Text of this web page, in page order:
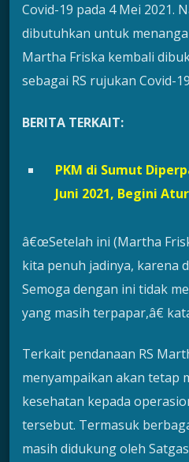
Covid-19 pada 4 Mei 2021.
dibutuhkan untuk
Martha Friska kembali
sebagai RS rujukan Covid-
BERITA TERKAIT:
PKM di Sumut
Juni 2021, Begini
â€œSetelah ini (Martha
kita penuh jadinya, karena
Semoga dengan ini tidak
yang masih terpapar,â€
Terkait pendanaan RS
menyampaikan akan tetap
kesehatan kepada
tersebut. Termasuk
masih didukung oleh